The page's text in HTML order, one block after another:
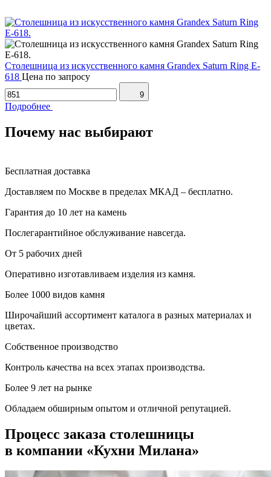
Столешница из искусственного камня Grandex Saturn Ring E-
618 Цена по запросу
9
Подробнее
Почему нас выбирают
Бесплатная доставка
Доставляем по Москве в пределах МКАД – бесплатно.
Гарантия до 10 лет на камень
Послегарантийное обслуживание навсегда.
От 5 рабочих дней
Оперативно изготавливаем изделия из камня.
Более 1000 видов камня
Широчайший ассортимент каталога в разных материалах и
цветах.
Собственное производство
Контроль качества на всех этапах производства.
Более 9 лет на рынке
Обладаем обширным опытом и отличной репутацией.
Процесс заказа столешницы
в компании «Кухни Милана»